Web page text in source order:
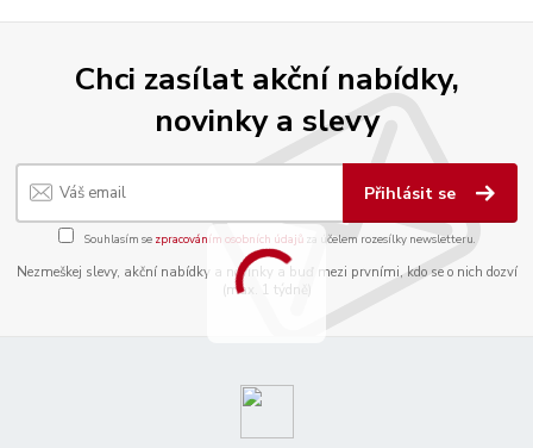
Chci zasílat akční nabídky,
novinky a slevy
Přihlásit se
Souhlasím se zpracováním osobních údajůza účelem rozesílky newsletteru.
Nezmeškej slevy, akční nabídky a novinky a buď mezi prvními, kdo se o nich dozví
(max. 1 týdně)